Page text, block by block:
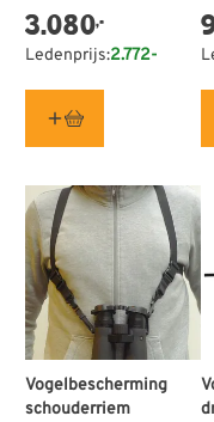
3.080,-
Ledenprijs:2.772-
Vogelbescherming
schouderriem